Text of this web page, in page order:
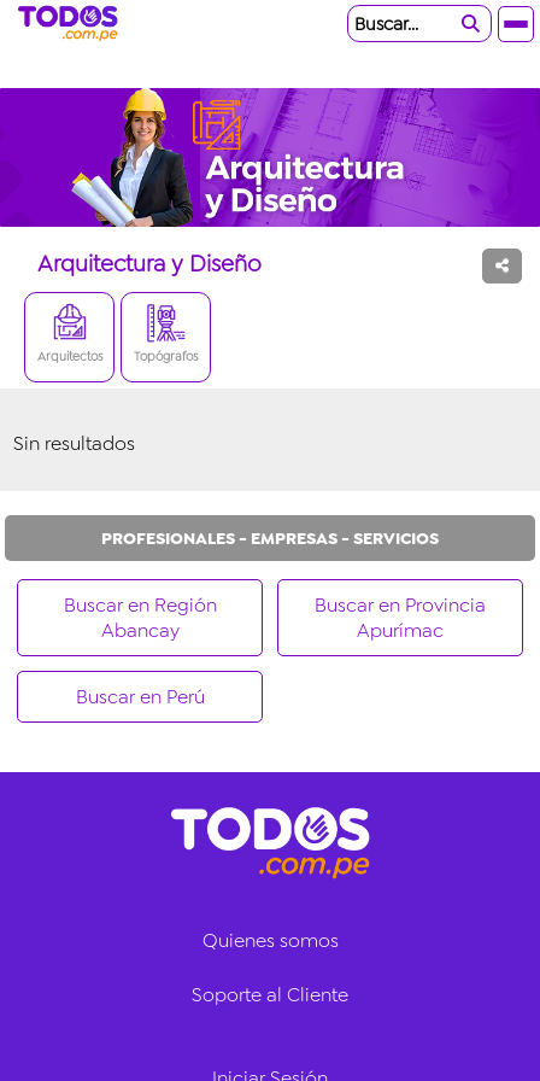
Buscar...
Arquitectura y Diseño
Arquitectos Topógrafos
Sin resultados
PROFESIONALES - EMPRESAS - SERVICIOS
Buscar en Región
Abancay
Buscar en Provincia
Apurímac
Buscar en Perú
Quienes somos
Soporte al Cliente